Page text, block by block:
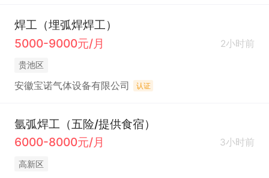
焊工（埋弧焊焊工）
5000-9000元/月
2小时前
贵池区
安徽宝诺气体设备有限公司 认证
氩弧焊工（五险/提供食宿）
6000-8000元/月
3小时前
高新区